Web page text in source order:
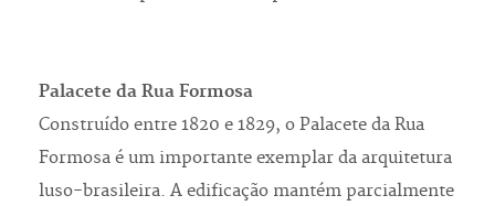
Palacete da Rua Formosa
Construído entre 1820 e 1829, o Palacete da Rua
Formosa é um importante exemplar da arquitetura
luso-brasileira. A edificação mantém parcialmente